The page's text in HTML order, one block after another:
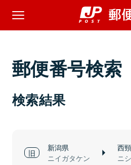
郵便番号検索
検索結果
新潟県
ニイガタケン
西
ニ